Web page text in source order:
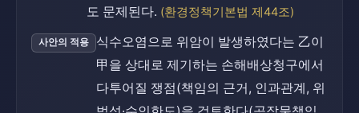
도 문제된다. (환경정책기본법 제44조)
사안의 적용
식수오염으로 위암이 발생하였다는 乙이
甲을 상대로 제기하는 손해배상청구에서
다투어질 쟁점(책임의 근거, 인과관계, 위